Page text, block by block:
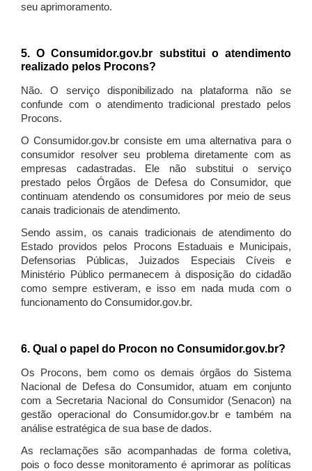
seu aprimoramento.
5. O Consumidor.gov.br substitui o atendimento
realizado pelos Procons?
Não. O serviço disponibilizado na plataforma não se
confunde com o atendimento tradicional prestado pelos
Procons.
O Consumidor.gov.br consiste em uma alternativa para o
consumidor resolver seu problema diretamente com as
empresas cadastradas. Ele não substitui o serviço
prestado pelos Órgãos de Defesa do Consumidor, que
continuam atendendo os consumidores por meio de seus
canais tradicionais de atendimento.
Sendo assim, os canais tradicionais de atendimento do
Estado providos pelos Procons Estaduais e Municipais,
Defensorias Públicas, Juizados Especiais Cíveis e
Ministério Público permanecem à disposição do cidadão
como sempre estiveram, e isso em nada muda com o
funcionamento do Consumidor.gov.br.
6. Qual o papel do Procon no Consumidor.gov.br?
Os Procons, bem como os demais órgãos do Sistema
Nacional de Defesa do Consumidor, atuam em conjunto
com a Secretaria Nacional do Consumidor (Senacon) na
gestão operacional do Consumidor.gov.br e também na
análise estratégica de sua base de dados.
As reclamações são acompanhadas de forma coletiva,
pois o foco desse monitoramento é aprimorar as políticas